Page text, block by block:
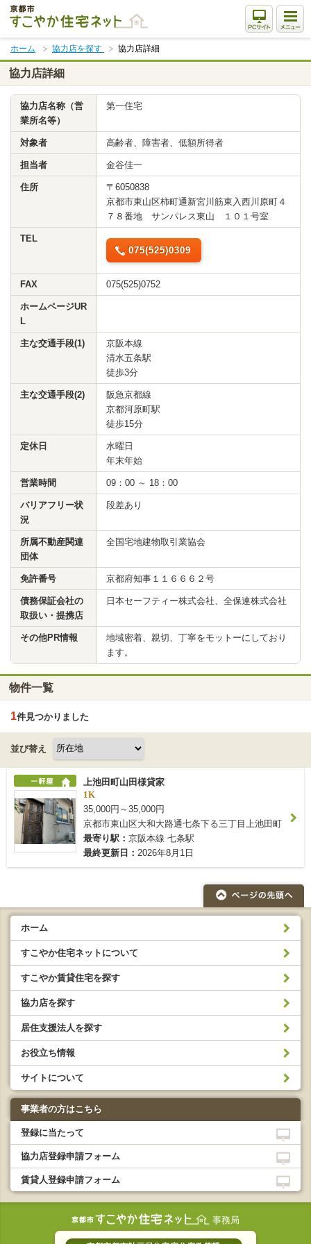
本
文
ま
で
ス
キ
ッ
ホーム 協力店を探す 協力店詳細
協力店詳細
協力店名称（営
業所名等）
第一住宅
対象者 高齢者、障害者、低額所得者
担当者 金谷佳一
住所
〒6050838
京都市東山区柿町通新宮川筋東入西川原町４
７８番地 サンパレス東山 １０１号室
TEL
075(525)0309
FAX 075(525)0752
ホームページUR
L
主な交通手段(1)
京阪本線
清水五条駅
徒歩3分
主な交通手段(2)
阪急京都線
京都河原町駅
徒歩15分
定休日
水曜日
年末年始
営業時間 09：00 ～ 18：00
バリアフリー状
況
段差あり
所属不動産関連
団体
全国宅地建物取引業協会
免許番号 京都府知事１１６６６２号
債務保証会社の
取扱い・提携店
日本セーフティー株式会社、全保連株式会社
その他PR情報
地域密着、親切、丁寧をモットーにしており
ます。
物件一覧
1件見つかりました
並び替え
上池田町山田様貸家
1K
35,000円～35,000円
京都市東山区大和大路通七条下る三丁目上池田町
最寄り駅： 京阪本線 七条駅
最終更新日： 2026年8月1日
ホーム
すこやか住宅ネットについて
すこやか賃貸住宅を探す
協力店を探す
居住支援法人を探す
お役立ち情報
サイトについて
事業者の方はこちら
登録に当たって
協力店登録申請フォーム
賃貸人登録申請フォーム
事務局